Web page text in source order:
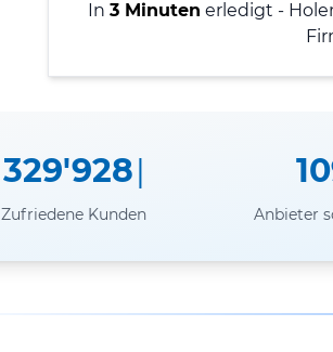
In 3 Minuten erledigt -
329'928
Zufriedene Kunden Anbieter